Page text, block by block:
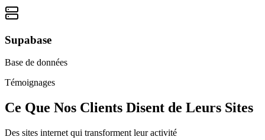
Supabase
Base de données
Témoignages
Ce Que Nos Clients Disent de Leurs Sites
Des sites internet qui transforment leur activité